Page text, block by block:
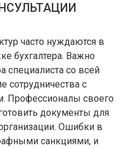
часто нуждаются в
бухгалтера. Важно
специалиста со всей
сотрудничества с
Профессионалы своего
документы для
Ошибки в
санкциями, и